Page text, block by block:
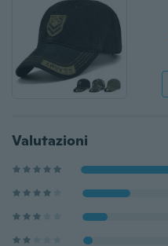
Valutazioni